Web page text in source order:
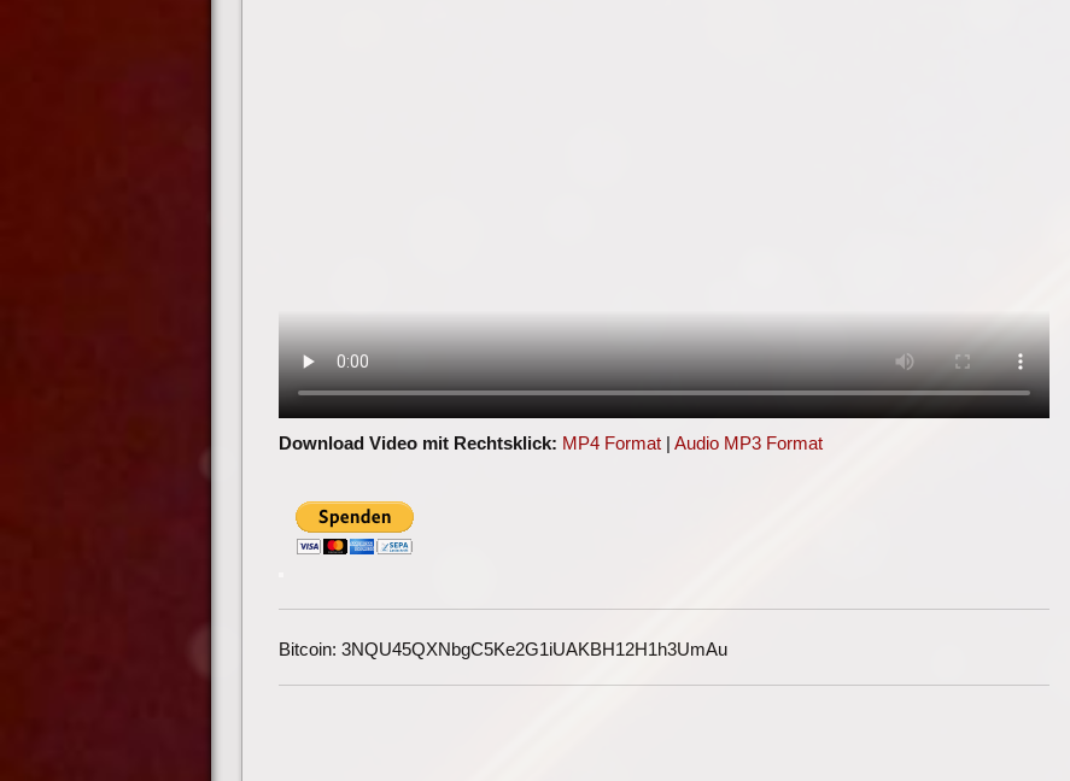
Download Video mit Rechtsklick: MP4 Format| Audio MP3 Format
Bitcoin: 3NQU45QXNbgC5Ke2G1iUAKBH12H1h3UmAu